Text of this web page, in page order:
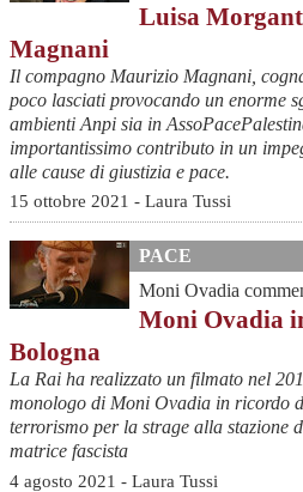
Luisa
Magnani
Il compagno Maurizio Magnani,
poco lasciati provocando un enorme
ambienti Anpi sia in
importantissimo contributo in un
alle cause di giustizia e pace.
15 ottobre 2021 - Laura Tussi
PACE
Moni Ovadia
Moni Ovadia
Bologna
La Rai ha realizzato un filmato nel
monologo di Moni Ovadia in ricordo
terrorismo per la strage alla stazione
matrice fascista
4 agosto 2021 - Laura Tussi